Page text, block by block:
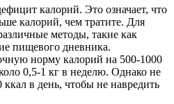
калорий. Это означает, что
калорий, чем тратите. Для
методы, такие как
пищевого дневника.
норму калорий на 500-1000
0,5-1 кг в неделю. Однако не
ккал в день, чтобы не навредить